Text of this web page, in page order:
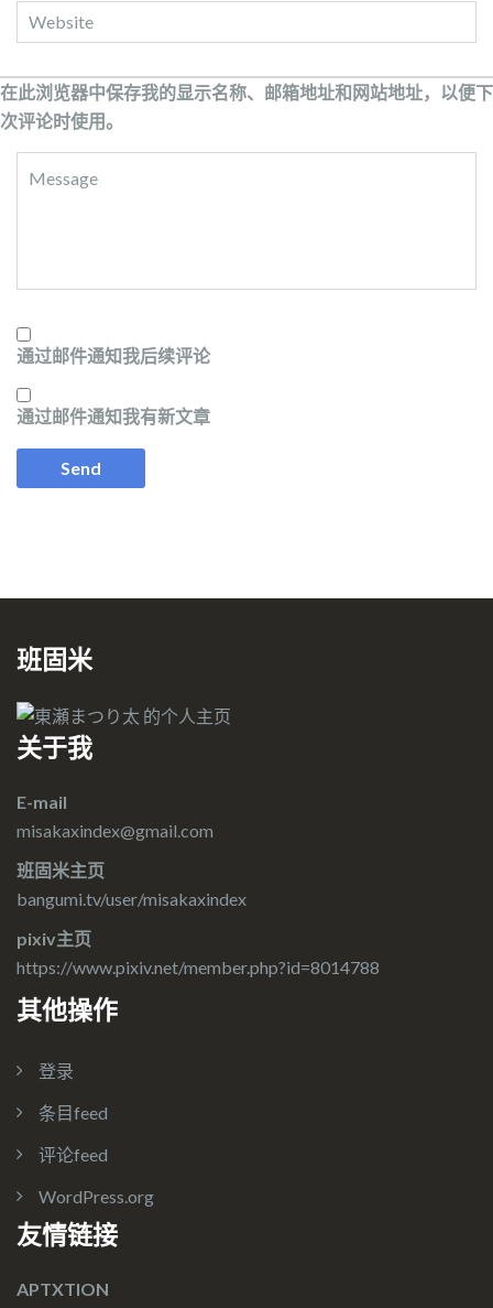
在此浏览器中保存我的显示名称、邮箱地址和网站地址，以便下
次评论时使用。
通过邮件通知我后续评论
通过邮件通知我有新文章
班固米
关于我
E-mail
misakaxindex@gmail.com
班固米主页
bangumi.tv/user/misakaxindex
pixiv主页
https://www.pixiv.net/member.php?id=8014788
其他操作
登录
条目feed
评论feed
WordPress.org
友情链接
APTXTION